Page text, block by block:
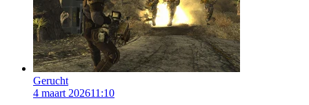
Gerucht
4 maart 202611:10